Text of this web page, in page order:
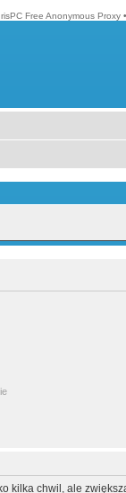
Free Anonymous Proxy •
kilka chwil, ale